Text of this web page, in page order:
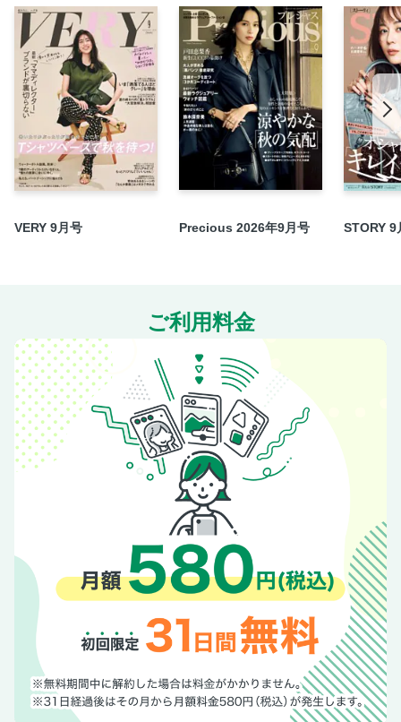
カルチャー連載（音楽・本・映画・舞台）
素敵世代の終活講座
読者プレゼント
植草桂子の気分だけでも大人修行
石川三千花の素敵とそれなりの間には
素敵な＃インスタグランマリレー
ショップリスト
VERY 9月号 Precious 2026年9月号 STORY 9
ご利用料金